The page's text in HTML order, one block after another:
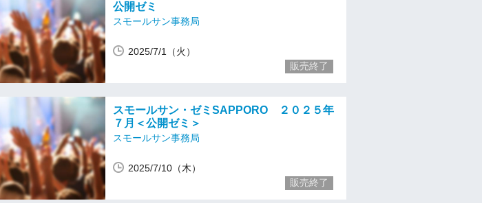
公開ゼミ
スモールサン事務局
2025/7/1（火）
販売終了
スモールサン・ゼミSAPPORO ２０２５年
７月＜公開ゼミ＞
スモールサン事務局
2025/7/10（木）
販売終了